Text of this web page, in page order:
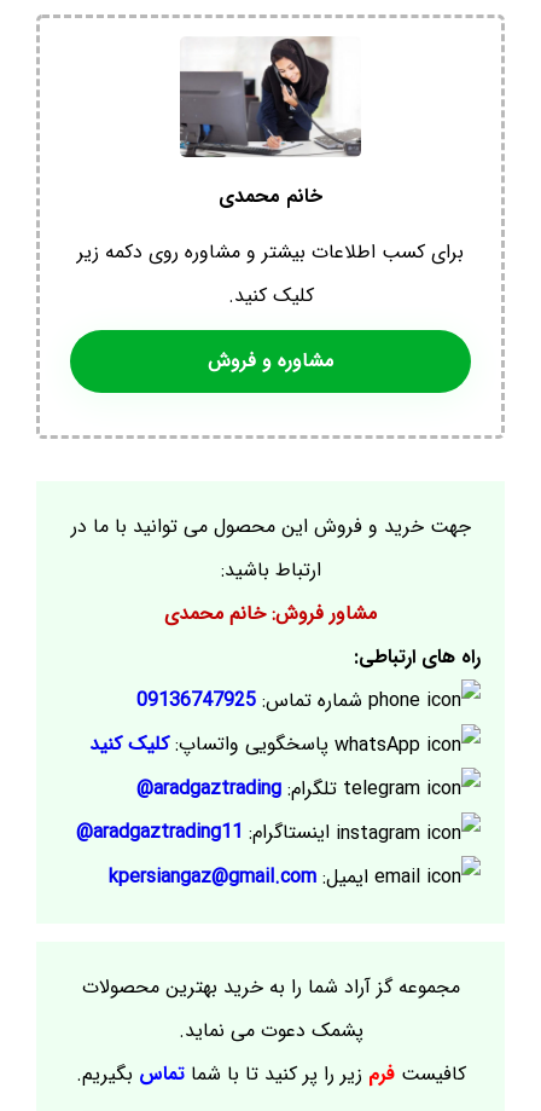
خانم محمدی
برای کسب اطلاعات بیشتر و مشاوره روی دکمه زیر
کلیک کنید.
مشاوره و فروش
جهت خرید و فروش این محصول می توانید با ما در
ارتباط باشید:
مشاور فروش: خانم محمدی
راه های ارتباطی:
شماره تماس: 09136747925
پاسخگویی واتساپ:کلیک کنید
تلگرام: aradgaztrading@
اینستاگرام: aradgaztrading11@
ایمیل: kpersiangaz@gmail.com
مجموعه گز آراد شما را به خرید بهترین محصولات
پشمک دعوت می نماید.
کافیستفرم زیر را پر کنید تا با شماتماس بگیریم.